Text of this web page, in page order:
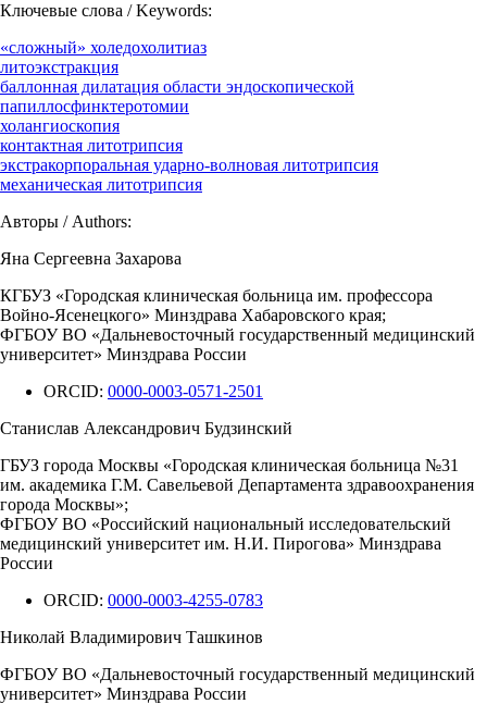
Ключевые слова / Keywords:
«сложный» холедохолитиаз
литоэкстракция
баллонная дилатация области эндоскопической
папиллосфинктеротомии
холангиоскопия
контактная литотрипсия
экстракорпоральная ударно-волновая литотрипсия
механическая литотрипсия
Авторы / Authors:
Яна Сергеевна Захарова
КГБУЗ «Городская клиническая больница им. профессора
Войно-Ясенецкого» Минздрава Хабаровского края;
ФГБОУ ВО «Дальневосточный государственный медицинский
университет» Минздрава России
ORCID: 0000-0003-0571-2501
Станислав Александрович Будзинский
ГБУЗ города Москвы «Городская клиническая больница №31
им. академика Г.М. Савельевой Департамента здравоохранения
города Москвы»;
ФГБОУ ВО «Российский национальный исследовательский
медицинский университет им. Н.И. Пирогова» Минздрава
России
ORCID: 0000-0003-4255-0783
Николай Владимирович Ташкинов
ФГБОУ ВО «Дальневосточный государственный медицинский
университет» Минздрава России